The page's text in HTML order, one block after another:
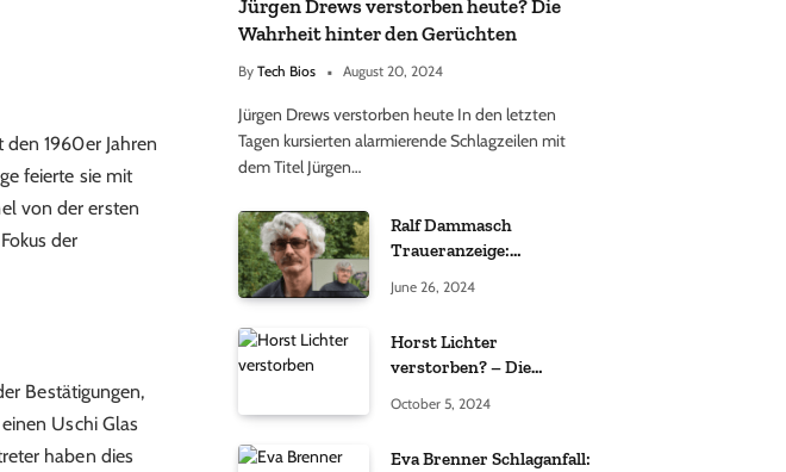
1960er Jahren
feierte sie mit
von der ersten
der
Bestätigungen,
Uschi Glas
haben dies
Jürgen Drews verstorben heute? Die
Wahrheit hinter den Gerüchten
By Tech Bios August 20, 2024
Jürgen Drews verstorben heute In den letzten
Tagen kursierten alarmierende Schlagzeilen mit
dem Titel Jürgen…
Ralf Dammasch
Traueranzeige:
Informationen
June 26, 2024
Horst Lichter
verstorben? – Die
Gerüchten
October 5, 2024
Eva Brenner Schlaganfall: